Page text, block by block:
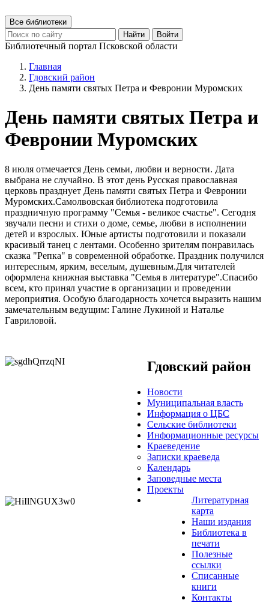
Все библиотеки
Найти
Войти
Библиотечный портал Псковской области
Главная
Гдовский район
День памяти святых Петра и Февронии Муромских
День памяти святых Петра и
Февронии Муромских
8 июля отмечается День семьи, любви и верности. Дата
выбрана не случайно. В этот день Русская православная
церковь празднует День памяти святых Петра и Февронии
Муромских.Самолвовская библиотека подготовила
праздничную программу "Семья - великое счастье". Сегодня
звучали песни и стихи о доме, семье, любви в исполнении
детей и взрослых. Юные артисты подготовили и показали
красивый танец с лентами. Особенно зрителям понравилась
сказка "Репка" в современной обработке. Праздник получился
интересным, ярким, веселым, душевным.Для читателей
оформлена книжная выставка "Семья в литературе".Спасибо
всем, кто принял участие в организации и проведении
мероприятия. Особую благодарность хочется выразить нашим
замечательным ведущим: Галине Лукиной и Наталье
Гавриловой.
Гдовский район
Новости
Муниципальная власть
Информация о ЦБС
Сельские библиотеки
Информационные ресурсы
Краеведение
Записки краеведа
Календарь
Заповедные места
Проекты
Литературная
карта
Наши издания
Библиотека в
печати
Полезные
ссылки
Списанные
книги
Контакты